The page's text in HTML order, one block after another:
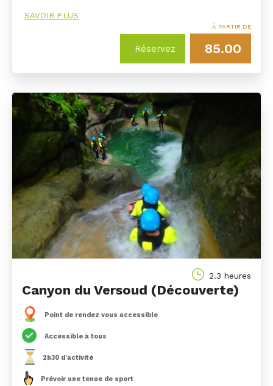
SAVOIR PLUS
Réservez
À PARTIR DE
85.00
2.3 heures
Canyon du Versoud (Découverte)
Point de rendez vous accessible
Accessible à tous
2h30 d'activité
Prévoir une tenue de sport